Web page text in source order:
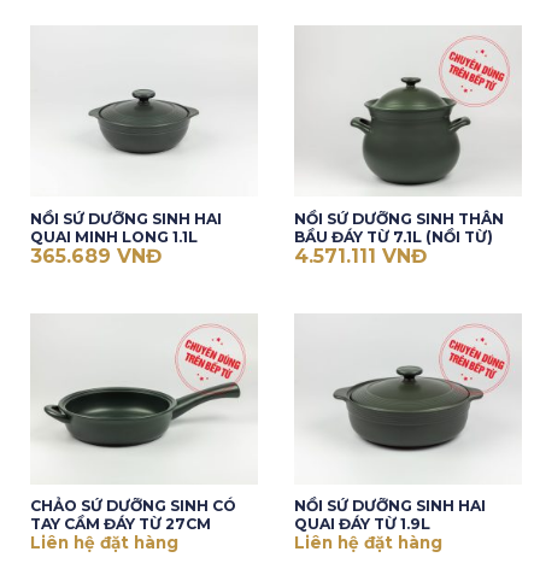
NỒI SỨ DƯỠNG SINH HAI
QUAI MINH LONG 1.1L
365.689 VNĐ
NỒI SỨ DƯỠNG SINH THÂN
BẦU ĐÁY TỪ 7.1L (NỒI TỪ)
4.571.111 VNĐ
CHẢO SỨ DƯỠNG SINH CÓ
TAY CẦM ĐÁY TỪ 27CM
Liên hệ đặt hàng
NỒI SỨ DƯỠNG SINH HAI
QUAI ĐÁY TỪ 1.9L
Liên hệ đặt hàng